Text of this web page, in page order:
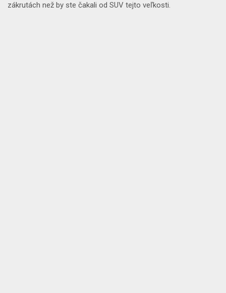
zákrutách než by ste čakali od SUV tejto veľkosti.